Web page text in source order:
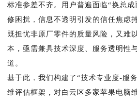
标准参差不齐。用户普遍面临“换总
修困扰，信息不透明引发的信任焦
既担忧非原厂零件的质量风险，又难
本，亟需兼具技术深度、服务透明性
道。
基于此，我们构建了“技术专业度-服
维评估框架，对白云区多家苹果电脑